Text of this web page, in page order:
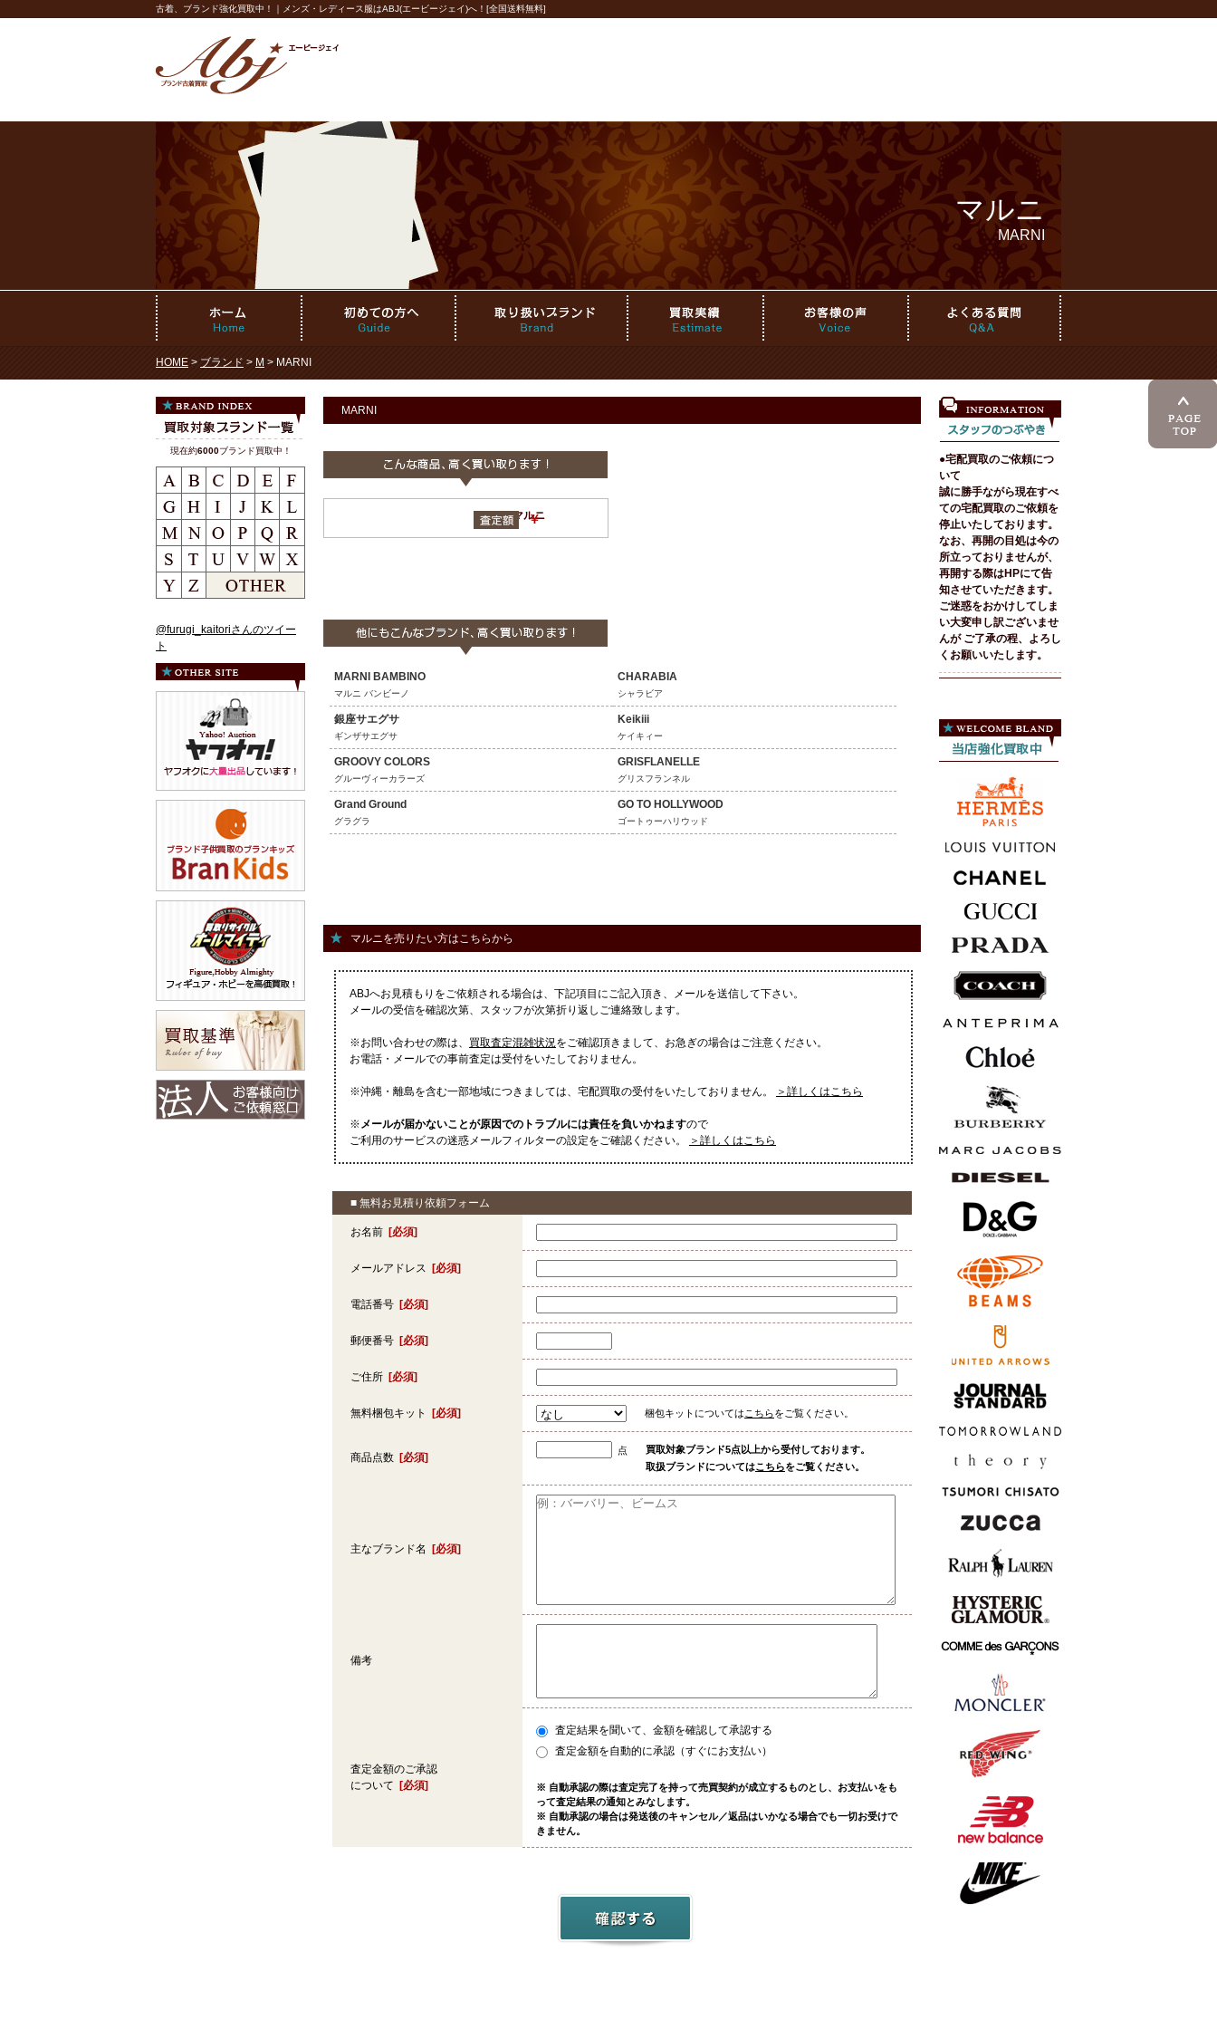
古着、ブランド強化買取中！｜メンズ・レディース服はABJ(エービージェイ)へ！[全国送料無料]
マルニ
MARNI
HOME > ブランド > M > MARNI
現在約6000ブランド買取中！
@furugi_kaitoriさんのツイー
ト
MARNI
MARNI マルニ
￥
MARNI BAMBINO
マルニ バンビーノ
CHARABIA
シャラビア
銀座サエグサ
ギンザサエグサ
Keikiii
ケイキィー
GROOVY COLORS
グルーヴィーカラーズ
GRISFLANELLE
グリスフランネル
Grand Ground
グラグラ
GO TO HOLLYWOOD
ゴートゥーハリウッド
マルニを売りたい方はこちらから
ABJへお見積もりをご依頼される場合は、下記項目にご記入頂き、メールを送信して下さい。
メールの受信を確認次第、スタッフが次第折り返しご連絡致します。
※お問い合わせの際は、 買取査定混雑状況をご確認頂きまして、お急ぎの場合はご注意ください。
お電話・メールでの事前査定は受付をいたしておりません。
※沖縄・離島を含む一部地域につきましては、宅配買取の受付をいたしておりません。 ＞詳しくはこちら
※メールが届かないことが原因でのトラブルには責任を負いかねますので
ご利用のサービスの迷惑メールフィルターの設定をご確認ください。
＞詳しくはこちら
■ 無料お見積り依頼フォーム
お名前 [必須]
メールアドレス [必須]
電話番号 [必須]
郵便番号 [必須]
ご住所 [必須]
無料梱包キット [必須] 梱包キットについては こちらをご覧ください。
商品点数 [必須]
点
買取対象ブランド5点以上から受付しております。
取扱ブランドについてはこちらをご覧ください。
主なブランド名 [必須]
備考
査定金額のご承認
について
[必須]
査定結果を聞いて、金額を確認して承認する
査定金額を自動的に承認（すぐにお支払い）
※ 自動承認の際は査定完了を持って売買契約が成立するものとし、お支払いをも
って査定結果の通知とみなします。
※ 自動承認の場合は発送後のキャンセル／返品はいかなる場合でも一切お受けで
きません。
●宅配買取のご依頼につ
いて
誠に勝手ながら現在すべ
ての宅配買取のご依頼を
停止いたしております。
なお、再開の目処は今の
所立っておりませんが、
再開する際はHPにて告
知させていただきます。
ご迷惑をおかけしてしま
い大変申し訳ございませ
んが ご了承の程、よろし
くお願いいたします。